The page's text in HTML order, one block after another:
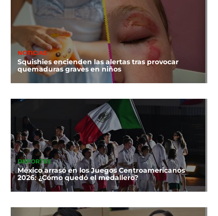
NOTICIAS
Squishies encienden las alertas tras provocar
quemaduras graves en niños
DEPORTES
México arrasó en los Juegos Centroamericanos
2026: ¿Cómo quedó el medallero?